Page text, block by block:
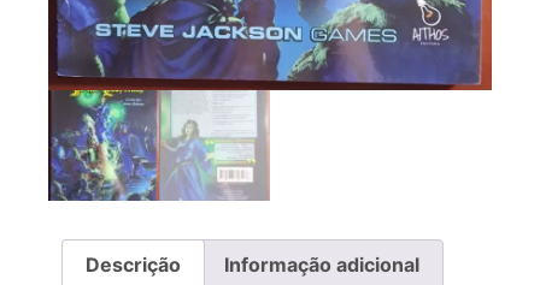
Descrição Informação adicional